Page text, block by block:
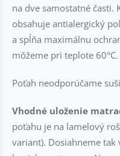
na dve samostatné
obsahuje antialergický
a spĺňa maximálnu
môžeme pri teplote 60°C.
Poťah neodporúčame
Vhodné uloženie
poťahu je na lamelový
variant). Dosiahneme